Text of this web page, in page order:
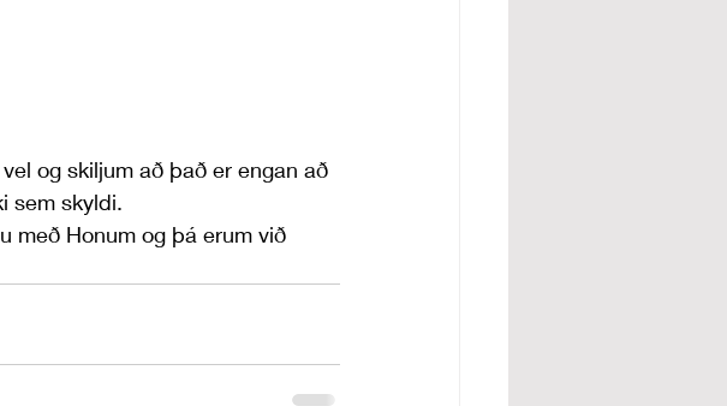
og skiljum að það er engan að
sem skyldi.
með Honum og þá erum við